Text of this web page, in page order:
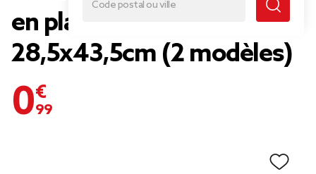
en plastique brillant
28,5x43,5cm (2 modèles)
0,99 €